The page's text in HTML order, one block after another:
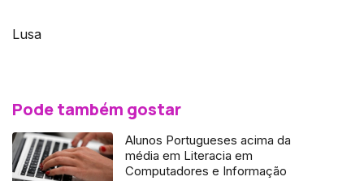
Lusa
Pode também gostar
Alunos Portugueses acima da
média em Literacia em
Computadores e Informação